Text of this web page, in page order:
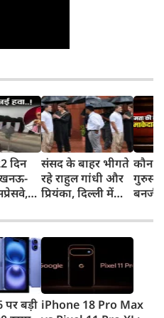
दिन
का
संसद के बाहर भीगते
रहे राहुल गांधी और
प्रियंका, दिल्‍ली में
आनंद, वीडियो सोशल
मीडिया में वायरल
कौन
भाषण
पर बड़ी iPhone 18 Pro Max